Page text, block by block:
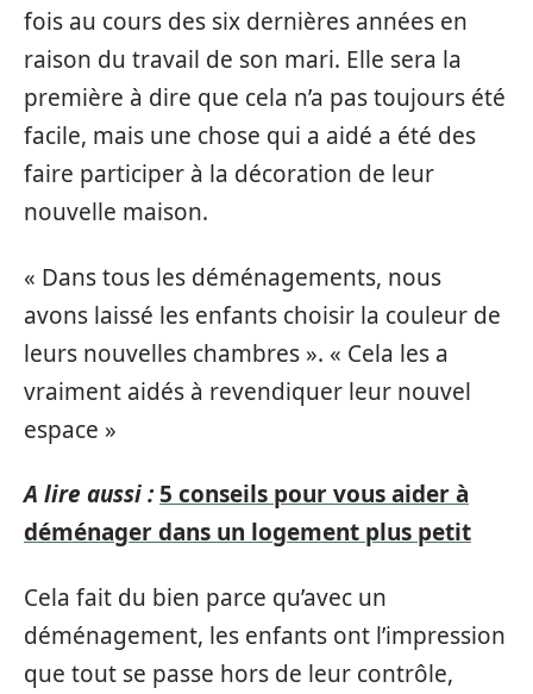
fois au cours des six dernières années en
raison du travail de son mari. Elle sera la
première à dire que cela n’a pas toujours été
facile, mais une chose qui a aidé a été des
faire participer à la décoration de leur
nouvelle maison.
« Dans tous les déménagements, nous
avons laissé les enfants choisir la couleur de
leurs nouvelles chambres ». « Cela les a
vraiment aidés à revendiquer leur nouvel
espace »
A lire aussi : 5 conseils pour vous aider à
déménager dans un logement plus petit
Cela fait du bien parce qu’avec un
déménagement, les enfants ont l’impression
que tout se passe hors de leur contrôle,